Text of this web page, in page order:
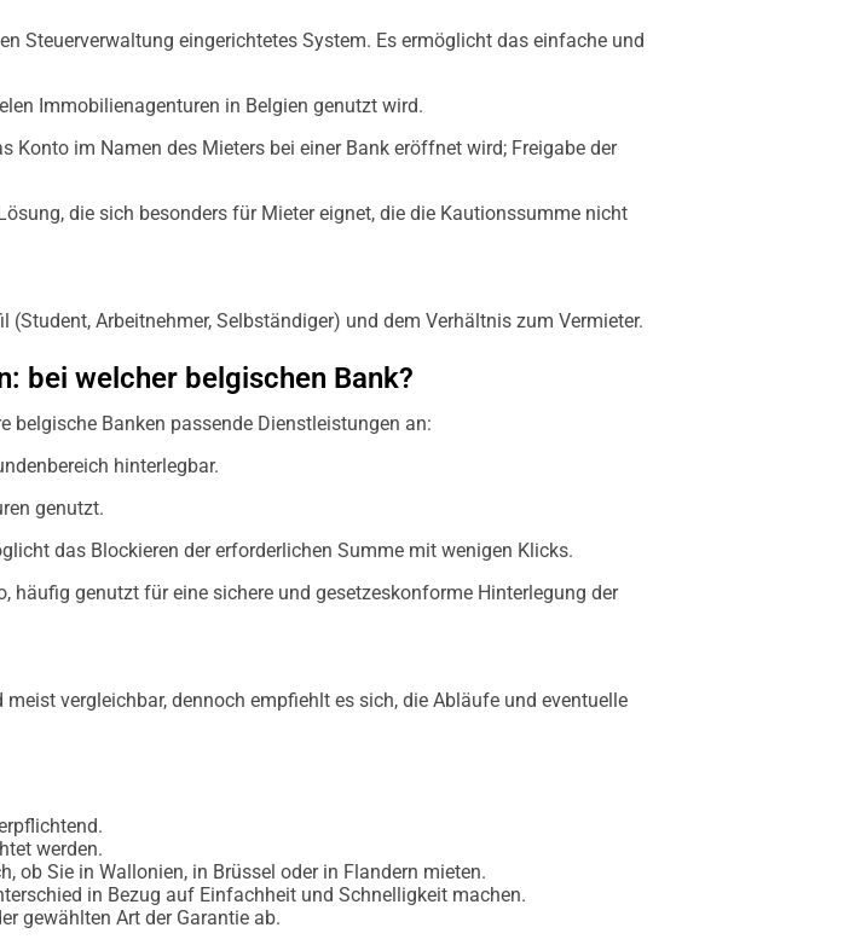
Steuerverwaltung eingerichtetes System. Es ermöglicht das einfache und
Immobilienagenturen in Belgien genutzt wird.
Konto im Namen des Mieters bei einer Bank eröffnet wird; Freigabe der
die sich besonders für Mieter eignet, die die Kautionssumme nicht
Arbeitnehmer, Selbständiger) und dem Verhältnis zum Vermieter.
bei welcher belgischen Bank?
belgische Banken passende Dienstleistungen an:
hinterlegbar.
genutzt.
das Blockieren der erforderlichen Summe mit wenigen Klicks.
häufig genutzt für eine sichere und gesetzeskonforme Hinterlegung der
vergleichbar, dennoch empfiehlt es sich, die Abläufe und eventuelle
werden.
ob Sie in Wallonien, in Brüssel oder in Flandern mieten.
in Bezug auf Einfachheit und Schnelligkeit machen.
gewählten Art der Garantie ab.